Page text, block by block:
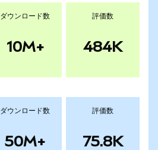
ダウンロード数
10M+
評価数
484K
ダウンロード数
50M+
評価数
75.8K